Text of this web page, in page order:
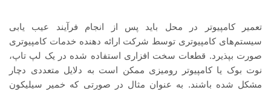
تعمیر کامپیوتر در محل باید پس از انجام فرآیند عیب یابی
سیستم‌های کامپیوتری توسط شرکت ارائه دهنده خدمات کامپیوتری
صورت بپذیرد. قطعات سخت افزاری استفاده شده در یک لپ تاپ،
نوت بوک یا کامپیوتر رومیزی ممکن است به دلایل متعددی دچار
مشکل شده باشند. به عنوان مثال در صورتی که خمیر سیلیکون